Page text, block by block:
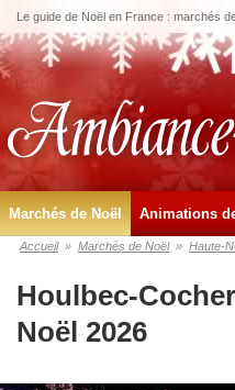
Le guide de Noël en France : marchés
Marchés de Noël Animations
Accueil » Marchés de Noël » Haute-
Houlbec-
Noël 2026